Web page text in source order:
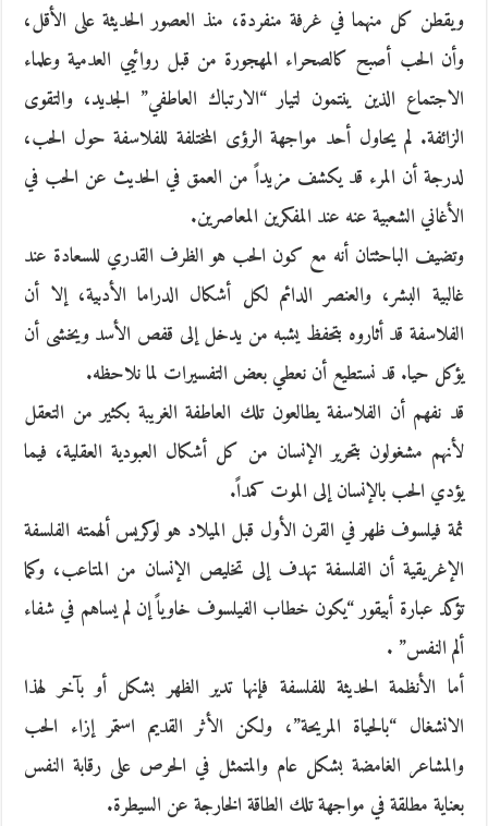
ويقطن كل منهما في غرفة منفردة، منذ العصور الحديثة على الأقل،
وأن الحب أصبح كالصحراء المهجورة من قبل روائيي العدمية وعلماء
الاجتماع الذين ينتمون لتيار “الارتباك العاطفي” الجديد، والتقوى
الزائفة. لم يحاول أحد مواجهة الرؤى المختلفة للفلاسفة حول الحب،
لدرجة أن المرء قد يكشف مزيداً من العمق في الحديث عن الحب في
الأغاني الشعبية عنه عند المفكرين المعاصرين.
وتضيف الباحثتان أنه مع كون الحب هو الظرف القدري للسعادة عند
غالبية البشر، والعنصر الدائم لكل أشكال الدراما الأدبية، إلا أن
الفلاسفة قد أثاروه بتحفظ يشبه من يدخل إلى قفص الأسد ويخشى أن
يؤكل حيا. قد نستطيع أن نعطي بعض التفسيرات لما نلاحظه.
قد نفهم أن الفلاسفة يطالعون تلك العاطفة الغريبة بكثير من التعقل
لأنهم مشغولون بتحرير الإنسان من كل أشكال العبودية العقلية، فيما
يؤدي الحب بالإنسان إلى الموت كمداً.
ثمة فيلسوف ظهر في القرن الأول قبل الميلاد هو لوكريس ألهمته الفلسفة
الإغريقية أن الفلسفة تهدف إلى تخليص الإنسان من المتاعب، وكما
تؤكد عبارة أبيقور “يكون خطاب الفيلسوف خاوياً إن لم يساهم في شفاء
ألم النفس” .
أما الأنظمة الحديثة للفلسفة فإنها تدير الظهر بشكل أو بآخر لهذا
الانشغال “بالحياة المريحة”، ولكن الأثر القديم استمر إزاء الحب
والمشاعر الغامضة بشكل عام والمتمثل في الحرص على رقابة النفس
بعناية مطلقة في مواجهة تلك الطاقة الخارجة عن السيطرة.